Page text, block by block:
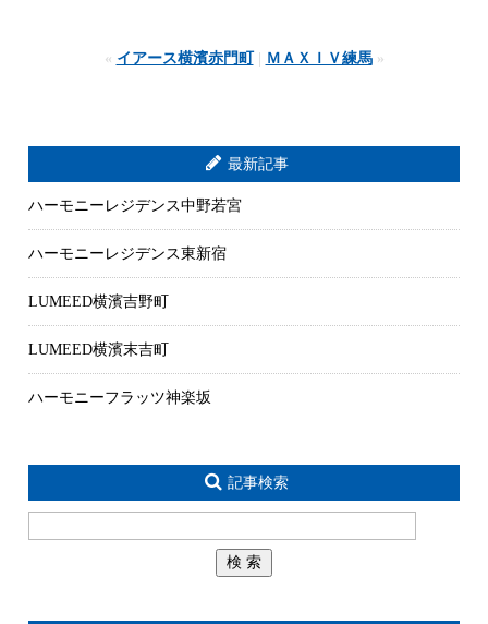
« イアース横濱赤門町 ＭＡＸＩＶ練馬»
最新記事
ハーモニーレジデンス中野若宮
ハーモニーレジデンス東新宿
LUMEED横濱吉野町
LUMEED横濱末吉町
ハーモニーフラッツ神楽坂
記事検索